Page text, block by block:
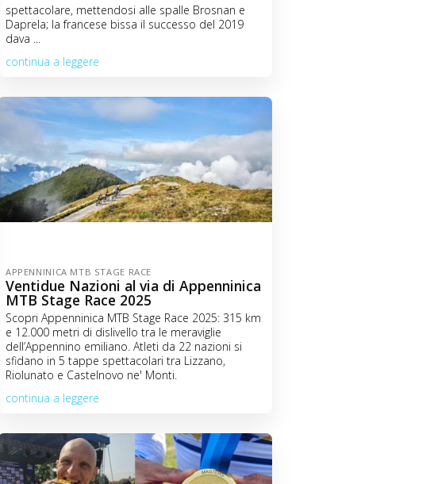
spettacolare, mettendosi alle spalle Brosnan e
Daprela; la francese bissa il successo del 2019
dava ...
continua a leggere
APPENNINICA MTB STAGE RACE
Ventidue Nazioni al via di Appenninica
MTB Stage Race 2025
Scopri Appenninica MTB Stage Race 2025: 315 km
e 12.000 metri di dislivello tra le meraviglie
dell’Appennino emiliano. Atleti da 22 nazioni si
sfidano in 5 tappe spettacolari tra Lizzano,
Riolunato e Castelnovo ne' Monti.
continua a leggere